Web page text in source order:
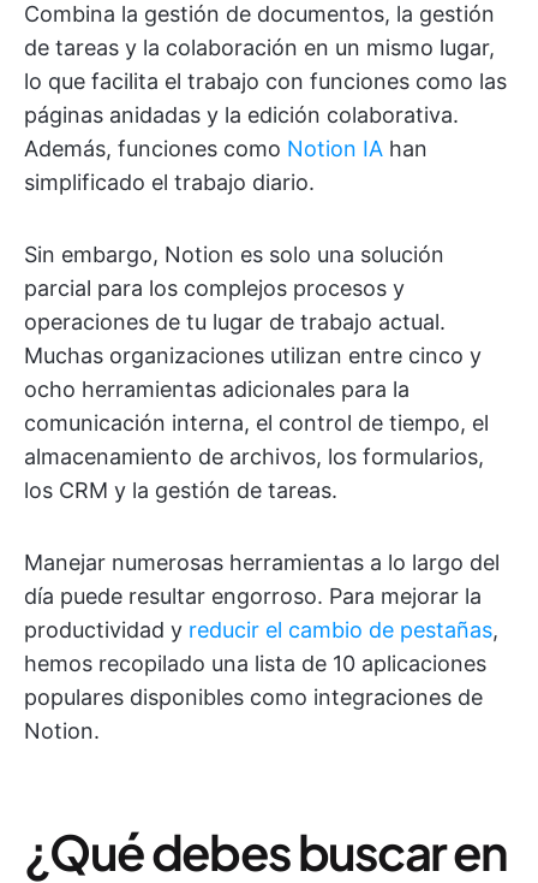
Combina la gestión de documentos, la gestión
de tareas y la colaboración en un mismo lugar,
lo que facilita el trabajo con funciones como las
páginas anidadas y la edición colaborativa.
Además, funciones como Notion IA han
simplificado el trabajo diario.
Sin embargo, Notion es solo una solución
parcial para los complejos procesos y
operaciones de tu lugar de trabajo actual.
Muchas organizaciones utilizan entre cinco y
ocho herramientas adicionales para la
comunicación interna, el control de tiempo, el
almacenamiento de archivos, los formularios,
los CRM y la gestión de tareas.
Manejar numerosas herramientas a lo largo del
día puede resultar engorroso. Para mejorar la
productividad y reducir el cambio de pestañas,
hemos recopilado una lista de 10 aplicaciones
populares disponibles como integraciones de
Notion.
¿Qué debes buscar en